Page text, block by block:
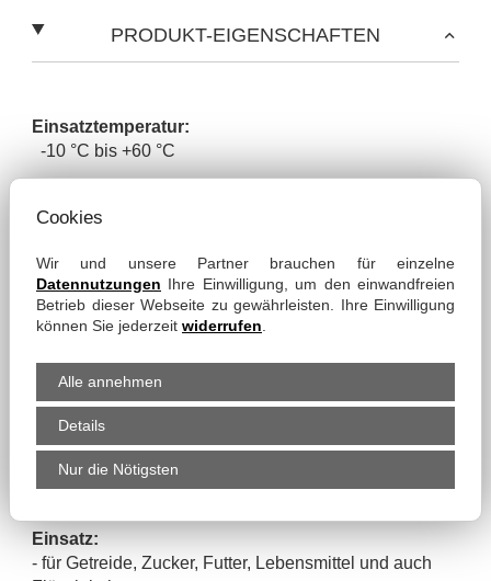
PRODUKT-EIGENSCHAFTEN
Einsatztemperatur:
-10 °C bis +60 °C
Material:
- Hart-PVC-Spirale mit Antistatik-Litze
Eigenschaften:
- Innenseele lebensmittelecht, gem. EU-Verord.
10/2011
- elektrisch ableitfähig bei beidseitiger Erdung
- sehr hohe Abriebfestigkeit
- gute Laugen- und Säurefestigkeit
- leicht und hochflexibel
Einsatz:
- für Getreide, Zucker, Futter, Lebensmittel und auch
Cookies
Wir und unsere Partner brauchen für einzelne
Datennutzungen Ihre Einwilligung, um den einwandfreien
Betrieb dieser Webseite zu gewährleisten. Ihre Einwilligung
können Sie jederzeit widerrufen
Alle annehmen
Details
Nur die Nötigsten